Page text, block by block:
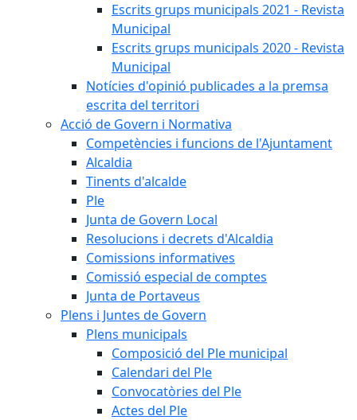
Escrits grups municipals 2021 - Revista
Municipal
Escrits grups municipals 2020 - Revista
Municipal
Notícies d'opinió publicades a la premsa
escrita del territori
Acció de Govern i Normativa
Competències i funcions de l'Ajuntament
Alcaldia
Tinents d'alcalde
Ple
Junta de Govern Local
Resolucions i decrets d'Alcaldia
Comissions informatives
Comissió especial de comptes
Junta de Portaveus
Plens i Juntes de Govern
Plens municipals
Composició del Ple municipal
Calendari del Ple
Convocatòries del Ple
Actes del Ple